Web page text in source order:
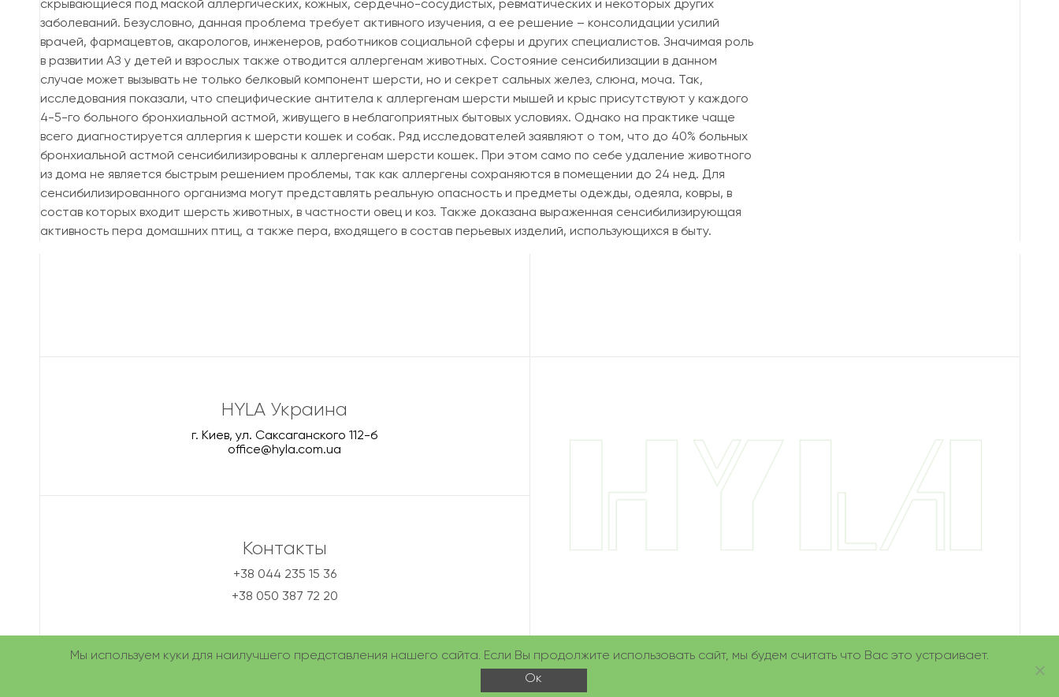
скрывающиеся под маской аллергических, кожных, сердечно-сосудистых, ревматических и некоторых других
заболеваний. Безусловно, данная проблема требует активного изучения, а ее решение – консолидации усилий
врачей, фармацевтов, акарологов, инженеров, работников социальной сферы и других специалистов. Значимая роль
в развитии АЗ у детей и взрослых также отводится аллергенам животных. Состояние сенсибилизации в данном
случае может вызывать не только белковый компонент шерсти, но и секрет сальных желез, слюна, моча. Так,
исследования показали, что специфические антитела к аллергенам шерсти мышей и крыс присутствуют у каждого
4-5-го больного бронхиальной астмой, живущего в неблагоприятных бытовых условиях. Однако на практике чаще
всего диагностируется аллергия к шерсти кошек и собак. Ряд исследователей заявляют о том, что до 40% больных
бронхиальной астмой сенсибилизированы к аллергенам шерсти кошек. При этом само по себе удаление животного
из дома не является быстрым решением проблемы, так как аллергены сохраняются в помещении до 24 нед. Для
сенсибилизированного организма могут представлять реальную опасность и предметы одежды, одеяла, ковры, в
состав которых входит шерсть животных, в частности овец и коз. Также доказана выраженная сенсибилизирующая
активность пера домашних птиц, а также пера, входящего в состав перьевых изделий, использующихся в быту.
HYLA Украина
г. Киев, ул. Саксаганского 112-б
office@hyla.com.ua
Контакты
+38 044 235 15 36
+38 050 387 72 20
Мы используем куки для наилучшего представления нашего сайта. Если Вы продолжите использовать сайт, мы будем считать что Вас это устраивает.
Ок